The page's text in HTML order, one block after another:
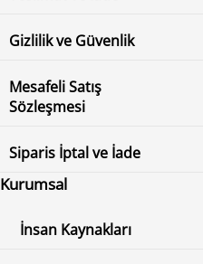
Gizlilik ve Güvenlik
Mesafeli Satış
Sözleşmesi
Siparis İptal ve İade
Kurumsal
İnsan Kaynakları